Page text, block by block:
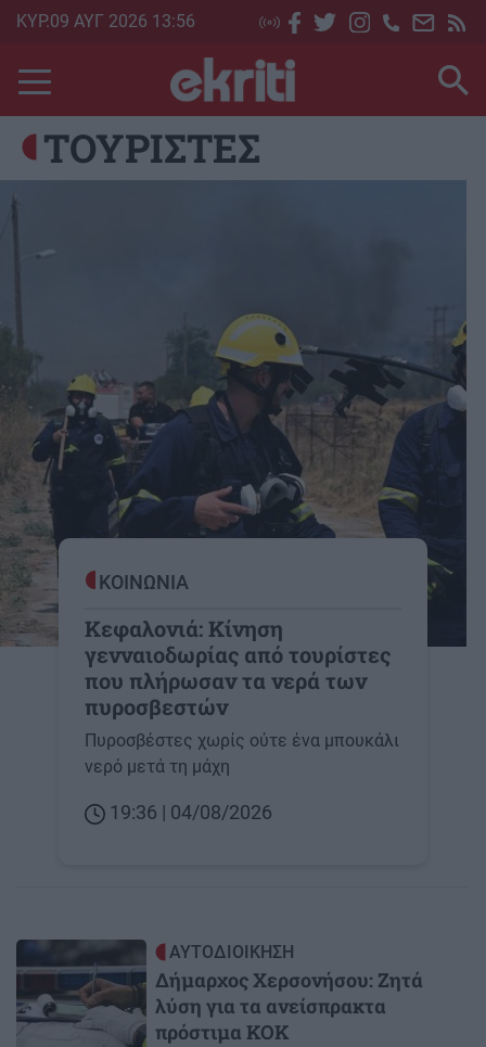
Skip
main
content
ΚΥΡ.09 ΑΥΓ 2026 13:56
ΤΟΥΡΙΣΤΕΣ
ΚΟΙΝΩΝΙΑ
Κεφαλονιά: Κίνηση
γενναιοδωρίας από τουρίστες
που πλήρωσαν τα νερά των
πυροσβεστών
Πυροσβέστες χωρίς ούτε ένα μπουκάλι
νερό μετά τη μάχη
19:36 | 04/08/2026
Image ΑΥΤΟΔΙΟΙΚΗΣΗ
Δήμαρχος Χερσονήσου: Ζητά
λύση για τα ανείσπρακτα
πρόστιμα ΚΟΚ